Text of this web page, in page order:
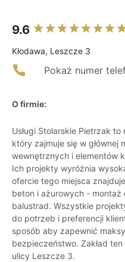
9.6
Kłodawa, Leszcze 3
Pokaż numer
O firmie:
Usługi Stolarskie Pietrzak to
który zajmuje się w głównej
wewnętrznych i elementów
Ich projekty wyróżnia
ofercie tego miejsca
beton i ażurowych -
balustrad. Wszystkie
do potrzeb i preferencji
sposób aby zapewnić
bezpieczeństwo. Zakład
ulicy Leszcze 3.